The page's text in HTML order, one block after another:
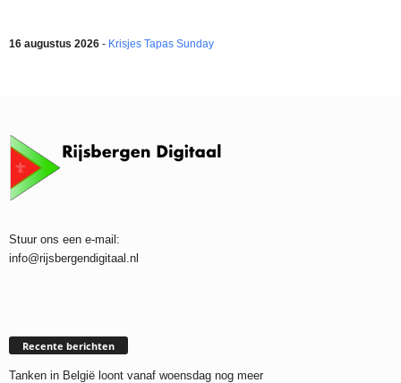
16 augustus 2026 - Krisjes Tapas Sunday
Stuur ons een e-mail:
info@rijsbergendigitaal.nl
Recente berichten
Tanken in België loont vanaf woensdag nog meer